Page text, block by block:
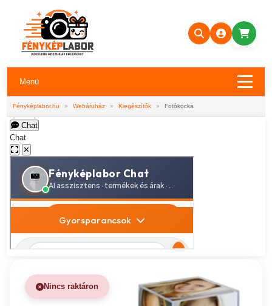
Menü
Fényképlabor.hu » Webáruház » Kiegészítők » Fotókocka
Chat
Chat
✕
Nincs raktáron